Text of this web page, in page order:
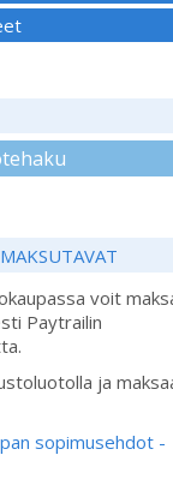
voit
Paytrailin
ja
sopimusehdot -